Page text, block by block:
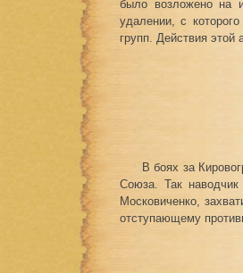
было возложено на
удалении, с
групп. Действия этой
В боях за
Союза. Так
Московиченко,
отступающему